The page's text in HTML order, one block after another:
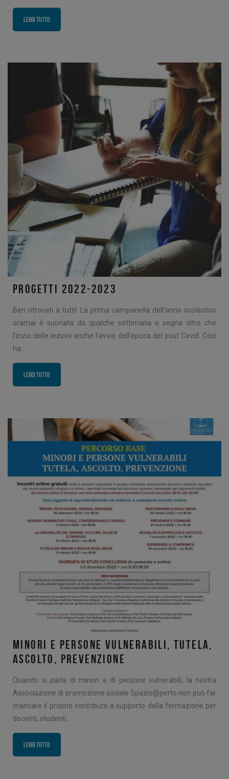
Leggi tutto
PROGETTI 2022-2023
Ben ritrovati a tutti! La prima campanella dell’anno scolastico
oramai è suonata da qualche settimana e segna oltre che
l’inzio delle lezioni anche l’avvio dell’epoca del post Covid. Così
ha…
Leggi tutto
MINORI E PERSONE VULNERABILI, TUTELA,
ASCOLTO, PREVENZIONE
Quando si parla di minori e di persone vulnerabili, la nostra
Associazione di promozione sociale Spazio@perto non può far
mancare il proprio contributo a supporto della formazione per
docenti, studenti…
Leggi tutto